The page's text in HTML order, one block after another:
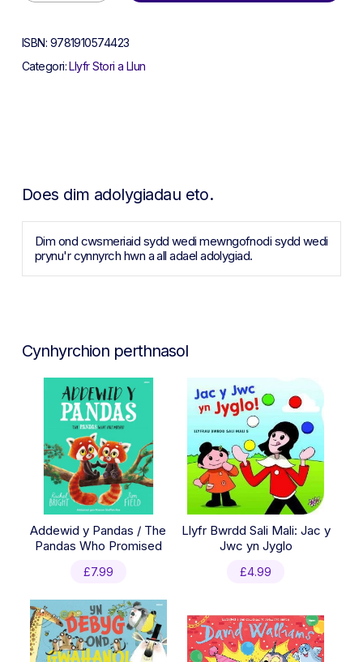
ISBN: 9781910574423
Categori:Llyfr Stori a Llun
Does dim adolygiadau eto.
Dim ond cwsmeriaid sydd wedi mewngofnodi sydd wedi
prynu'r cynnyrch hwn a all adael adolygiad.
Cynhyrchion perthnasol
Addewid y Pandas / The
Pandas Who Promised
£7.99
Llyfr Bwrdd Sali Mali: Jac y
Jwc yn Jyglo
£4.99